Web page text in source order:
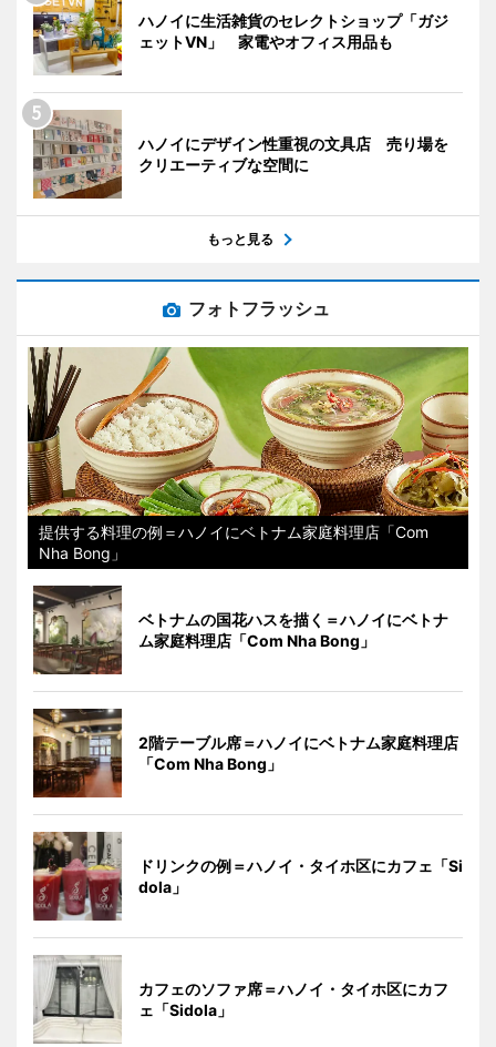
ハノイに生活雑貨のセレクトショップ「ガジ
ェットVN」 家電やオフィス用品も
ハノイにデザイン性重視の文具店 売り場を
クリエーティブな空間に
もっと見る
フォトフラッシュ
提供する料理の例＝ハノイにベトナム家庭料理店「Com
Nha Bong」
ベトナムの国花ハスを描く＝ハノイにベトナ
ム家庭料理店「Com Nha Bong」
2階テーブル席＝ハノイにベトナム家庭料理店
「Com Nha Bong」
ドリンクの例＝ハノイ・タイホ区にカフェ「Si
dola」
カフェのソファ席＝ハノイ・タイホ区にカフ
ェ「Sidola」